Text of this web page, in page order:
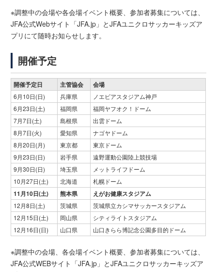
※調整中の会場や各会場イベント概要、参加者募集については、
JFA公式Webサイト「JFA.jp」とJFAユニクロサッカーキッズア
プリにて随時お知らせします。
開催予定
開催予定日 主管協会 会場
6月10日(日) 兵庫県
ノエビアスタジアム神戸
6月23日(土)
福岡県
福岡ヤフオク！ドーム
7月7日(土)
島根県
出雲ドーム
8月7日(火)
愛知県
ナゴヤドーム
8月20日(月)
東京都
東京ドーム
9月23日(日)
岩手県
遠野運動公園陸上競技場
9月30日(日)
埼玉県
メットライフドーム
10月27日(土)
北海道 札幌ドーム
11月10日(土) 熊本県 えがお健康スタジアム
12月8日(土) 茨城県
茨城県立カシマサッカースタジアム
12月15日(土)
岡山県
シティライトスタジアム
12月16日(日)
山口県 山口きらら博記念公園多目的ドーム
※調整中の会場、各会場イベント概要、参加者募集については、
JFA公式WEBサイト「JFA.jp」とJFAユニクロサッカーキッズア